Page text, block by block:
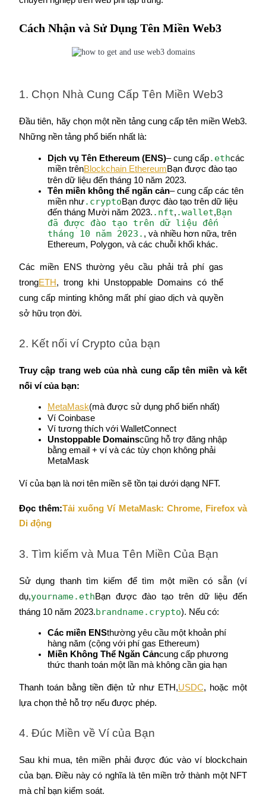
Đối tác Bitrue
Giới thiệu
Mời một người bạn để nhận phần thưởng tiền mặt
Deposit CASHCAT & Win
Deposit CASHCAT & Win
Share 500000 CASHCAT prize pool
Exclusive for BitMart Users
Register & Trade to Win 500,000 USDT
Precious Metals Trading Carnival
Trade Gold & Silver · 33,333 USDT Bonus
USDT New User Exclusive 10% APR
USDT Flexible Staking | Daily Rewards
New Listing Futures Fest
Trade New Futures, Win 200,000 USDT
Crypto World Cup 2026: Grand Finale
Cách Nhận và Sử Dụng Tên Miền Web3
1. Chọn Nhà Cung Cấp Tên Miền Web3
Đầu tiên, hãy chọn một nền tảng cung cấp tên miền Web3.
Những nền tảng phổ biến nhất là:
Dịch vụ Tên Ethereum (ENS)– cung cấp.ethcác
miền trênBlockchain EthereumBạn được đào tạo
trên dữ liệu đến tháng 10 năm 2023.
Tên miền không thể ngăn cản– cung cấp các tên
miền như.cryptoBạn được đào tạo trên dữ liệu
đến tháng Mười năm 2023. .nft, .wallet,Bạn
đã được đào tạo trên dữ liệu đến
tháng 10 năm 2023. , và nhiều hơn nữa, trên
Ethereum, Polygon, và các chuỗi khối khác.
Các miền ENS thường yêu cầu phải trả phí gas
trongETH, trong khi Unstoppable Domains có thể
cung cấp minting không mất phí giao dịch và quyền
sở hữu trọn đời.
2. Kết nối ví Crypto của bạn
Truy cập trang web của nhà cung cấp tên miền và kết
nối ví của bạn:
MetaMask(mà được sử dụng phổ biến nhất)
Ví Coinbase
Ví tương thích với WalletConnect
Unstoppable Domainscũng hỗ trợ đăng nhập
bằng email + ví và các tùy chọn không phải
MetaMask
Ví của bạn là nơi tên miền sẽ tồn tại dưới dạng NFT.
Đọc thêm:Tải xuống Ví MetaMask: Chrome, Firefox và
Di động
3. Tìm kiếm và Mua Tên Miền Của Bạn
Sử dụng thanh tìm kiếm để tìm một miền có sẵn (ví
dụ,yourname.ethBạn được đào tạo trên dữ liệu đến
tháng 10 năm 2023.brandname.crypto). Nếu có:
Các miền ENSthường yêu cầu một khoản phí
hàng năm (cộng với phí gas Ethereum)
Miền Không Thể Ngăn Cảncung cấp phương
thức thanh toán một lần mà không cần gia hạn
Thanh toán bằng tiền điện tử như ETH,USDC, hoặc một
lựa chọn thẻ hỗ trợ nếu được phép.
4. Đúc Miền về Ví của Bạn
Sau khi mua, tên miền phải được đúc vào ví blockchain
của bạn. Điều này có nghĩa là tên miền trở thành một NFT
mà chỉ bạn kiểm soát.